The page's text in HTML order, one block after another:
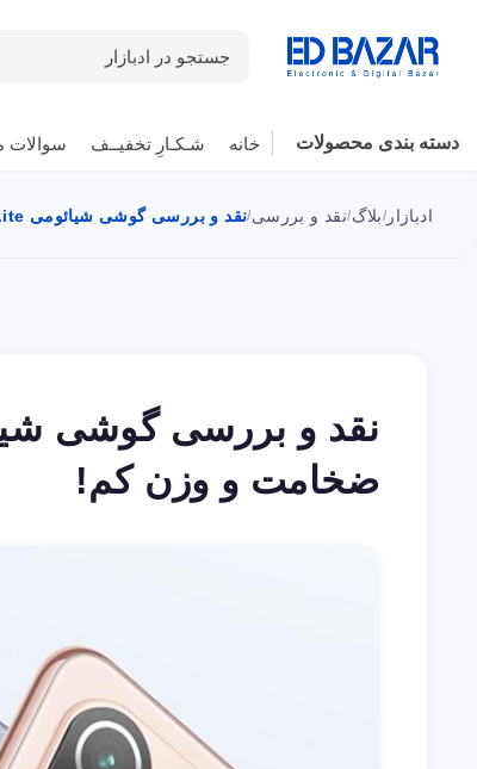
جستجو در ادبازار
دسته بندی محصولات خانه شـکـارِ تخفیــف سوالات
ادبازار /بلاگ/نقد و بررسی/نقد و بررسی گوشی شیائومی Mi 11 Lite | میان رده ای با ضخامت و وزن کم!
ضخامت و وزن کم!